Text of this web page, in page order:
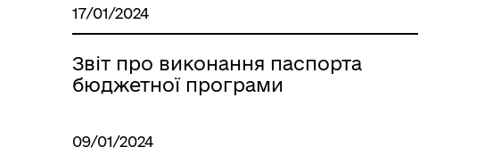
17/01/2024
Звіт про виконання паспорта
бюджетної програми
09/01/2024